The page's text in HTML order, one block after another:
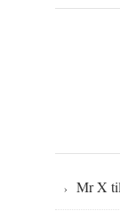
Mr X